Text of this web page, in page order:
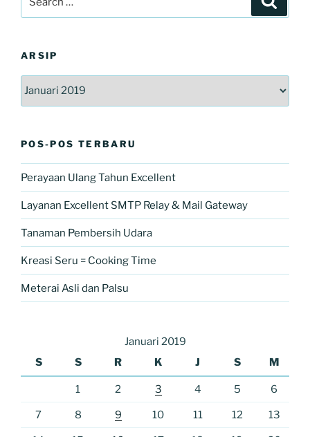
for:
ARSIP
POS-POS TERBARU
Perayaan Ulang Tahun Excellent
Layanan Excellent SMTP Relay & Mail Gateway
Tanaman Pembersih Udara
Kreasi Seru = Cooking Time
Meterai Asli dan Palsu
Januari 2019
S
S R K J S M
1 2 3 4 5 6
7 8 9 10 11 12 13